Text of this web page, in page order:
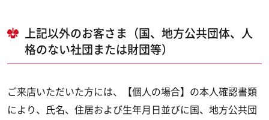
上記以外のお客さま（国、地方公共団体、人
格のない社団または財団等）
ご来店いただいた方には、【個人の場合】の本人確認書類
により、氏名、住居および生年月日並びに国、地方公共団